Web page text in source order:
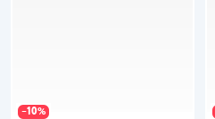
−10%